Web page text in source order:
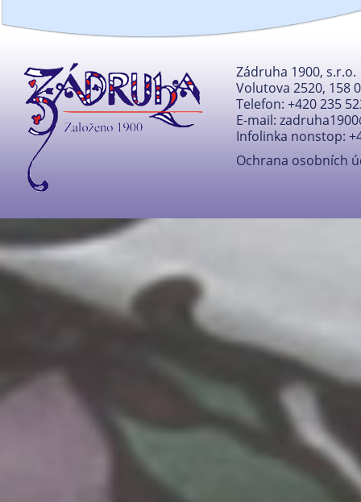
Zádruha 1900, s.r.o.
Volutova 2520, 158
Telefon: +420 235
E-mail:
Infolinka nonstop:
Ochrana osobních